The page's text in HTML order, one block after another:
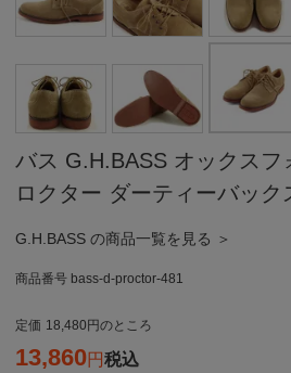
バス G.H.BASS オックス
ロクター ダーティーバック
G.H.BASS の商品一覧を見る ＞
商品番号 bass-d-proctor-481
定価 18,480 のところ
13,860 税込